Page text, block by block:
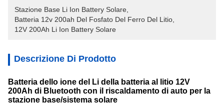
Stazione Base Li Ion Battery Solare
Batteria 12v 200ah Del Fosfato Del Ferro Del Litio
12V 200Ah Li Ion Battery Solare
Descrizione Di Prodotto
Batteria dello ione del Li della batteria al litio 12V
200Ah di Bluetooth con il riscaldamento di auto per la
stazione base/sistema solare